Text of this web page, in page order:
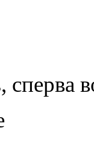
сперва